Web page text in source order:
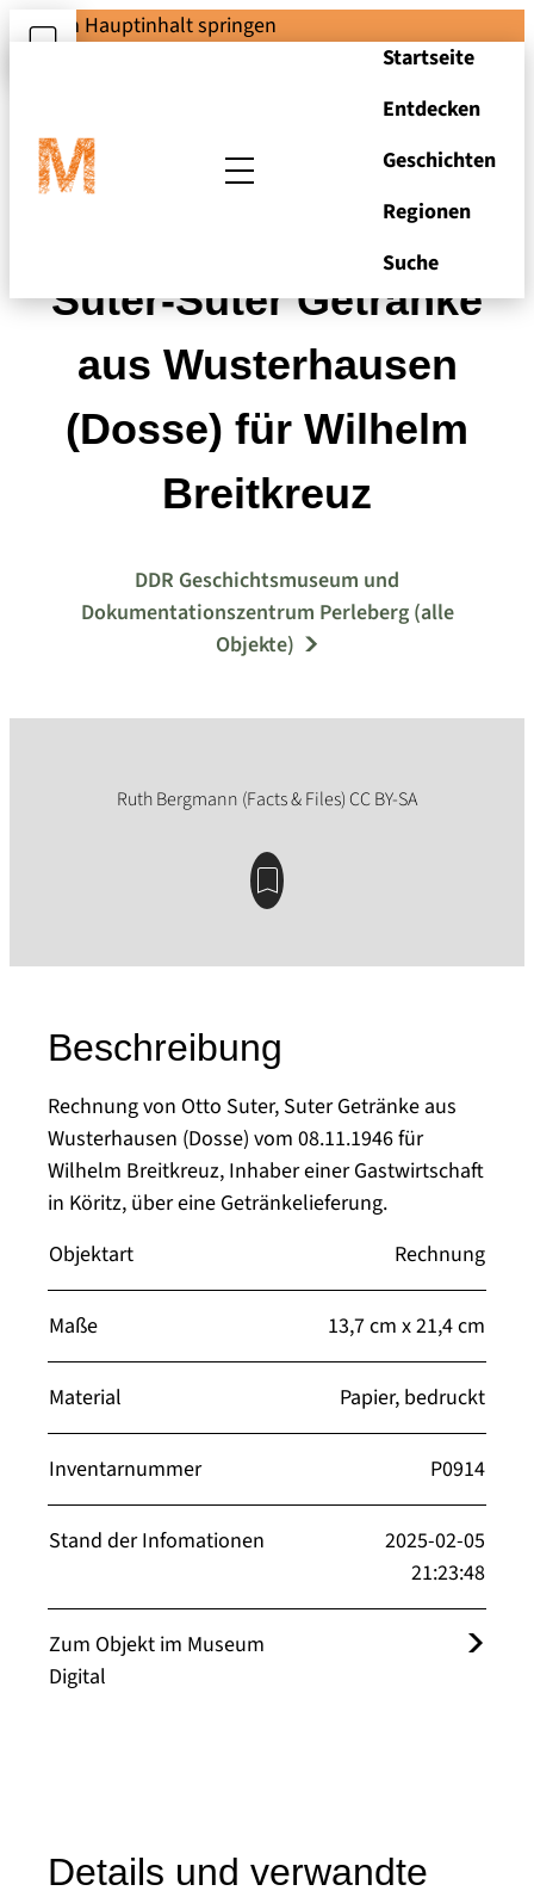
Zum Hauptinhalt springen
Startseite
Entdecken
Geschichten
Regionen
Suche
Rechnung von Otto
Suter-Suter Getränke
aus Wusterhausen
(Dosse) für Wilhelm
Breitkreuz
DDR Geschichtsmuseum und
Dokumentationszentrum Perleberg (alle
Objekte)
Beschreibung
Rechnung von Otto Suter, Suter Getränke aus
Wusterhausen (Dosse) vom 08.11.1946 für
Wilhelm Breitkreuz, Inhaber einer Gastwirtschaft
in Köritz, über eine Getränkelieferung.
Objektart
Rechnung
Maße 13,7 cm x 21,4 cm
Material Papier, bedruckt
Inventarnummer P0914
Stand der Infomationen
2025-02-05
21:23:48
Zum Objekt im Museum
Digital
Details und verwandte